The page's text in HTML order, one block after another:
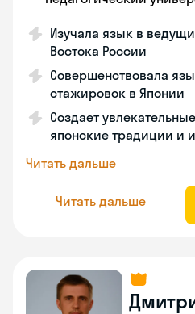
Изучала язык в
Востока России
Совершенствовала
стажировок в Японии
Создает
японские традиции и
Читать дальше
Читать дальше